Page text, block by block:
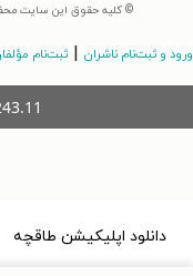
دانلود اپلیکیشن طاقچه
© کلیه حقوق این سایت
ورود و ثبت‌نام ناشران ثبت‌نام